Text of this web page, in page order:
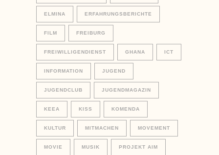
ELMINA ERFAHRUNGSBERICHTE
FILM FREIBURG
FREIWILLIGENDIENST GHANA ICT
INFORMATION JUGEND
JUGENDCLUB JUGENDMAGAZIN
KEEA KISS KOMENDA
KULTUR MITMACHEN MOVEMENT
MOVIE MUSIK PROJEKT AIM